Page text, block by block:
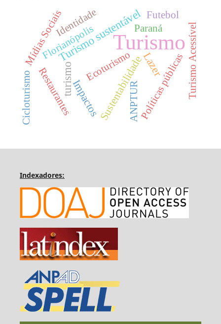
Turismo
Turismo sustentável
turismoImpactos
Lazer
Sustentabilidade
Ecoturismo
Florianópolis
Mídias Sociais
Políticas públicasTurismo Acessível
Restaurantes
Paraná
Identidade Futebol
ANPTUR
Cicloturismo
Indexadores: